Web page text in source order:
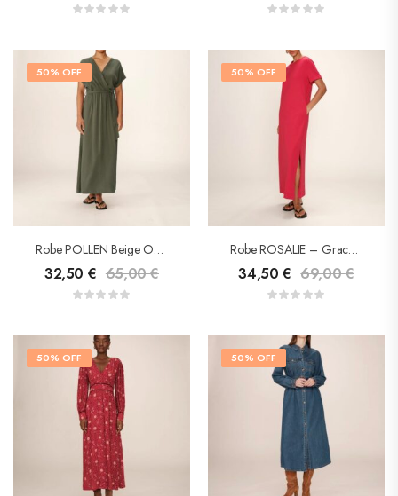
50% OFF
Robe POLLEN Beige Ou Kaki – Grace & Mila
32,50 € 65,00€
50% OFF
Robe ROSALIE – Grace & Mila
34,50€ 69,00€
50% OFF 50% OFF